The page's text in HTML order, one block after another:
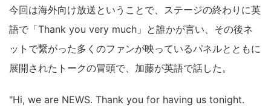
今回は海外向け放送ということで、ステージの終わりに英
語で「Thank you very much」と誰かが言い、その後ネ
ットで繋がった多くのファンが映っているパネルとともに
展開されたトークの冒頭で、加藤が英語で話した。
"Hi, we are NEWS. Thank you for having us tonight.